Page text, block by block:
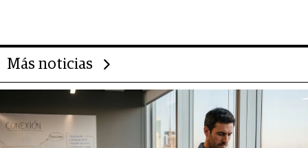
Más noticias